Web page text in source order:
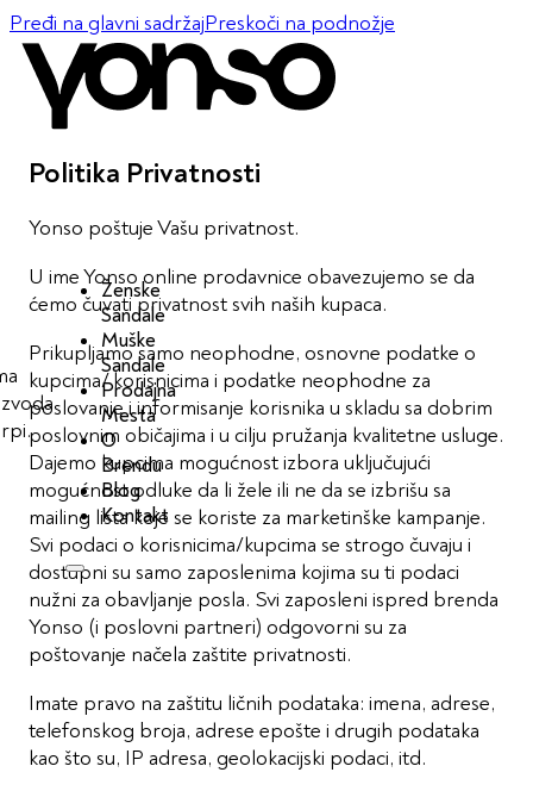
Pređi na glavni sadržajPreskoči na podnožje
Ženske
Sandale
Muške
Sandale
Prodajna
Mesta
O
Brendu
Blog
Kontakt
Politika Privatnosti
Yonso poštuje Vašu privatnost.
U ime Yonso online prodavnice obavezujemo se da
ćemo čuvati privatnost svih naših kupaca.
Prikupljamo samo neophodne, osnovne podatke o
kupcima/ korisnicima i podatke neophodne za
poslovanje i informisanje korisnika u skladu sa dobrim
poslovnim običajima i u cilju pružanja kvalitetne usluge.
Dajemo kupcima mogućnost izbora uključujući
mogućnost odluke da li žele ili ne da se izbrišu sa
mailing lista koje se koriste za marketinške kampanje.
Svi podaci o korisnicima/kupcima se strogo čuvaju i
dostupni su samo zaposlenima kojima su ti podaci
nužni za obavljanje posla. Svi zaposleni ispred brenda
Yonso (i poslovni partneri) odgovorni su za
poštovanje načela zaštite privatnosti.
Imate pravo na zaštitu ličnih podataka: imena, adrese,
telefonskog broja, adrese epošte i drugih podataka
kao što su, IP adresa, geolokacijski podaci, itd.